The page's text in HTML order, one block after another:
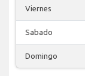
Viernes
Sabado
Domingo